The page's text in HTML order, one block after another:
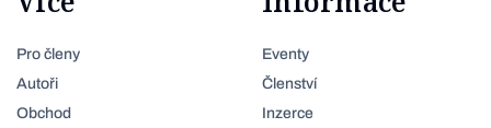
Pro členy
Autoři
Obchod
Eventy
Členství
Inzerce